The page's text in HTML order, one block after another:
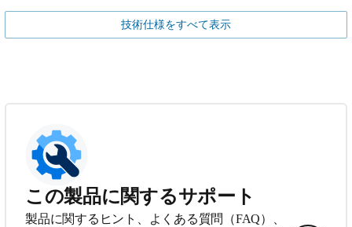
技術仕様をすべて表示
この製品に関するサポート
製品に関するヒント、よくある質問（FAQ）、